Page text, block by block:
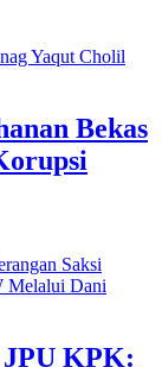
Bekas
KPK: